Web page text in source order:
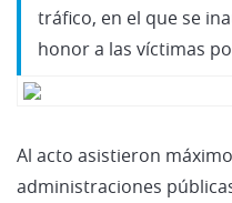
tráfico, en el que se
honor a las víctimas
Al acto asistieron
administraciones